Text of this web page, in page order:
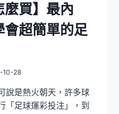
麼買】最內
會超簡單的足
10-28
說是熱火朝天，許多球
「足球運彩投注」，到